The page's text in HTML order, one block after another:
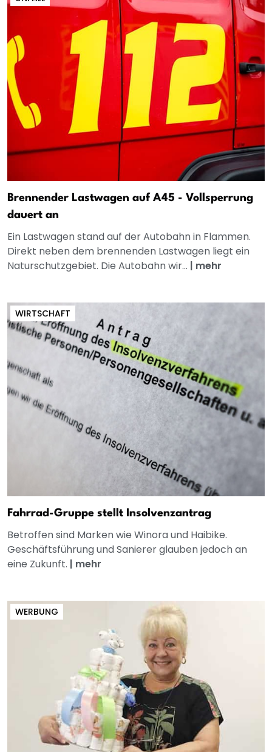
Brennender Lastwagen auf A45 - Vollsperrung
dauert an
Ein Lastwagen stand auf der Autobahn in Flammen.
Direkt neben dem brennenden Lastwagen liegt ein
Naturschutzgebiet. Die Autobahn wir... | mehr
WIRTSCHAFT
Fahrrad-Gruppe stellt Insolvenzantrag
Betroffen sind Marken wie Winora und Haibike.
Geschäftsführung und Sanierer glauben jedoch an
eine Zukunft. | mehr
WERBUNG